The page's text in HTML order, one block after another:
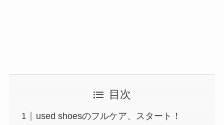
目次
used shoesのフルケア、スタート！